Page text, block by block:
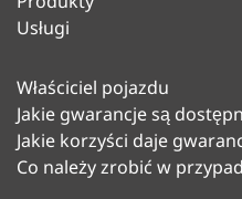
Dział Likwidacji
masz pytania
Zadzwoń do
Szkód:
poniedziałek –
partnerów
następujące
Usługi
Właściciel pojazdu
Jakie gwarancje są
Jakie korzyści daje
Co należy zrobić w